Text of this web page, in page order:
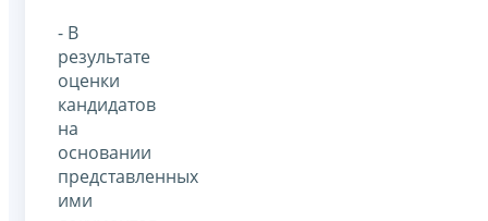
- В
результате
оценки
кандидатов
на
основании
представленных
ими